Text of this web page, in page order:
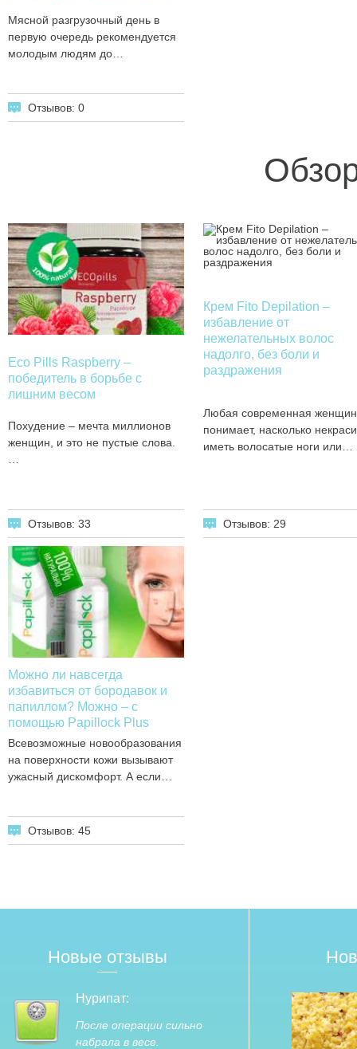
Мясной разгрузочный день в
первую очередь рекомендуется
молодым людям до…
Отзывов: 0
Eco Pills Raspberry –
победитель в борьбе с
лишним весом
Похудение – мечта миллионов
женщин, и это не пустые слова.
Отзывов: 33
Крем Fito Depilation –
избавление от
нежелательных волос
надолго, без боли и
раздражения
Любая современная
понимает, насколько
иметь волосатые ноги или…
Отзывов: 29
Можно ли навсегда
избавиться от бородавок и
папиллом? Можно – с
помощью Papillock Plus
Всевозможные новообразования
на поверхности кожи вызывают
ужасный дискомфорт. А если…
Отзывов: 45
Новые отзывы
Нурипат:
После операции сильно
набрала в весе.